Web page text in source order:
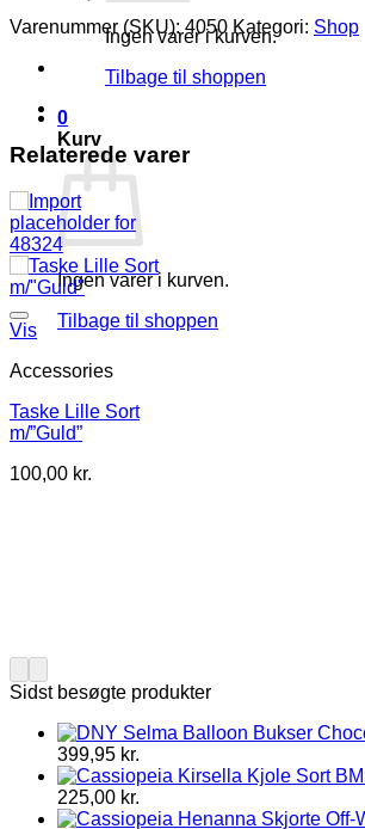
Ingen varer i kurven.
Tilbage til shoppen
0
Kurv
Ingen varer i kurven.
Tilbage til shoppen
Varenummer (SKU): 4050 Kategori: Shop
Relaterede varer
Vis
Accessories
Taske Lille Sort
m/”Guld”
100,00 kr.
Sidst besøgte produkter
399,95 kr.
225,00 kr.